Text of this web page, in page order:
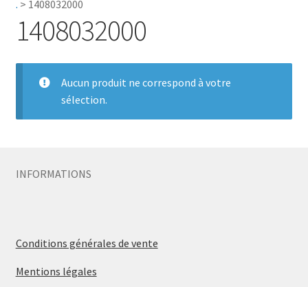
Accessoires Salle de bain
Pro.
. > 1408032000
1408032000
Aucun produit ne correspond à votre
sélection.
INFORMATIONS
Conditions générales de vente
Mentions légales